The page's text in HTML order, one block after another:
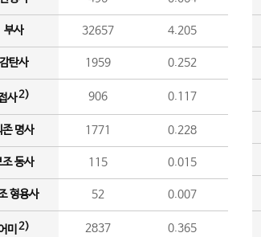
부사 32657 4.205
탄사 1959 0.252
사2) 906 0.117
존 명사 1771 0.228
조 동사 115 0.015
형용사 52 0.007
미 2) 2837 0.365